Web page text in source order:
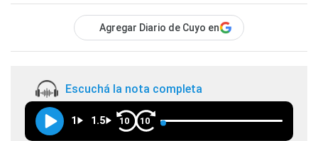
Agregar Diario de Cuyo en
Escuchá la nota completa
1 1.5 10 10